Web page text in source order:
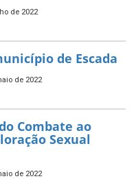
de 2022
de Escada
de 2022
Combate ao
Sexual
de 2022